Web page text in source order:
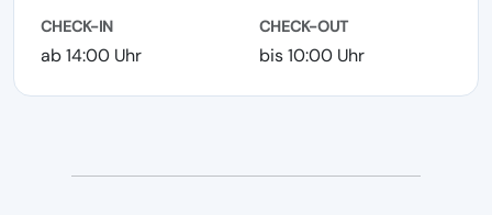
CHECK-IN
ab 14:00 Uhr
CHECK-OUT
bis 10:00 Uhr